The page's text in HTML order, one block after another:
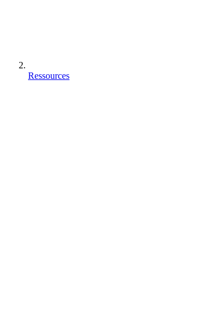
Ressources